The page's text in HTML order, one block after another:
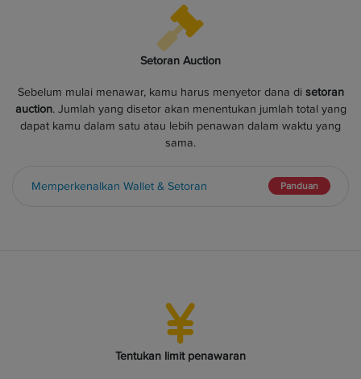
Setoran Auction
Sebelum mulai menawar, kamu harus menyetor dana di setoran
auction. Jumlah yang disetor akan menentukan jumlah total yang
dapat kamu dalam satu atau lebih penawan dalam waktu yang
sama.
Memperkenalkan Wallet & Setoran Panduan
Tentukan limit penawaran